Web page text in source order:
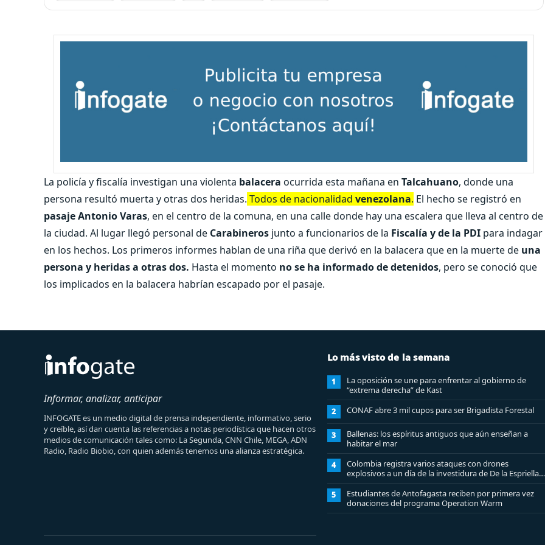
La policía y fiscalía investigan una violenta balacera ocurrida esta mañana en Talcahuano, donde una
persona resultó muerta y otras dos heridas. Todos de nacionalidad venezolana. El hecho se registró en
pasajeAntonio Varas, en el centro de la comuna, en una calle donde hay una escalera que lleva al centro de
la ciudad. Al lugar llegó personal de Carabineros junto a funcionarios de la Fiscalía y de la PDI para indagar
en los hechos. Los primeros informes hablan de una riña que derivó en la balacera que en la muerte de una
persona y heridas a otras dos. Hasta el momento no se ha informado de detenidos, pero se conoció que
los implicados en la balacera habrían escapado por el pasaje.
Informar, analizar, anticipar
INFOGATE es un medio digital de prensa independiente, informativo, serio
y creíble, así dan cuenta las referencias a notas periodística que hacen otros
medios de comunicación tales como: La Segunda, CNN Chile, MEGA, ADN
Radio, Radio Biobio, con quien además tenemos una alianza estratégica.
Lo más visto de la semana
1
La oposición se une para enfrentar al gobierno de
“extrema derecha” de Kast
2 CONAF abre 3 mil cupos para ser Brigadista Forestal
3
Ballenas: los espíritus antiguos que aún enseñan a
habitar el mar
4
Colombia registra varios ataques con drones
explosivos a un día de la investidura de De la Espriella:
un policía muerto
5
Estudiantes de Antofagasta reciben por primera vez
donaciones del programa Operation Warm